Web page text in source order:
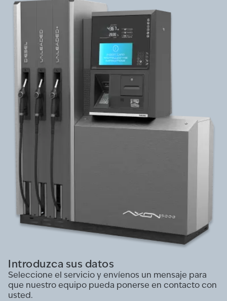
Introduzca sus datos
Seleccione el servicio y envíenos un mensaje para
que nuestro equipo pueda ponerse en contacto con
usted.